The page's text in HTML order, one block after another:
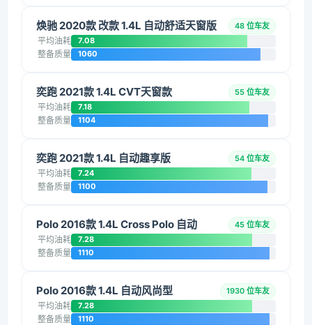
焕驰 2020款 改款 1.4L 自动舒适天窗版 48 位车友
平均油耗 7.08
整备质量 1060
奕跑 2021款 1.4L CVT天窗款 55 位车友
平均油耗 7.18
整备质量 1104
奕跑 2021款 1.4L 自动趣享版 54 位车友
平均油耗 7.24
整备质量 1100
Polo 2016款 1.4L Cross Polo 自动 45 位车友
平均油耗 7.28
整备质量 1110
Polo 2016款 1.4L 自动风尚型 1930 位车友
平均油耗 7.28
整备质量 1110